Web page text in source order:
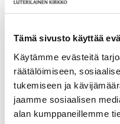
Tämä sivusto käyttää
Käytämme evästeitä
räätälöimiseen,
tukemiseen ja
jaamme sosiaalisen
alan kumppaneillemme
Lisätietoja
sari.peltonen@evl.fi
Tulevia
Tuomiokapitulin istunto
Ikkunoita kristilliseen
runojen, taiteen ja luonnon